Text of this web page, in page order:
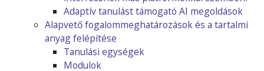
Adaptív tanulást támogató AI megoldások
Alapvető fogalommeghatározások és a tartalmi
anyag felépítése
Tanulási egységek
Modulok